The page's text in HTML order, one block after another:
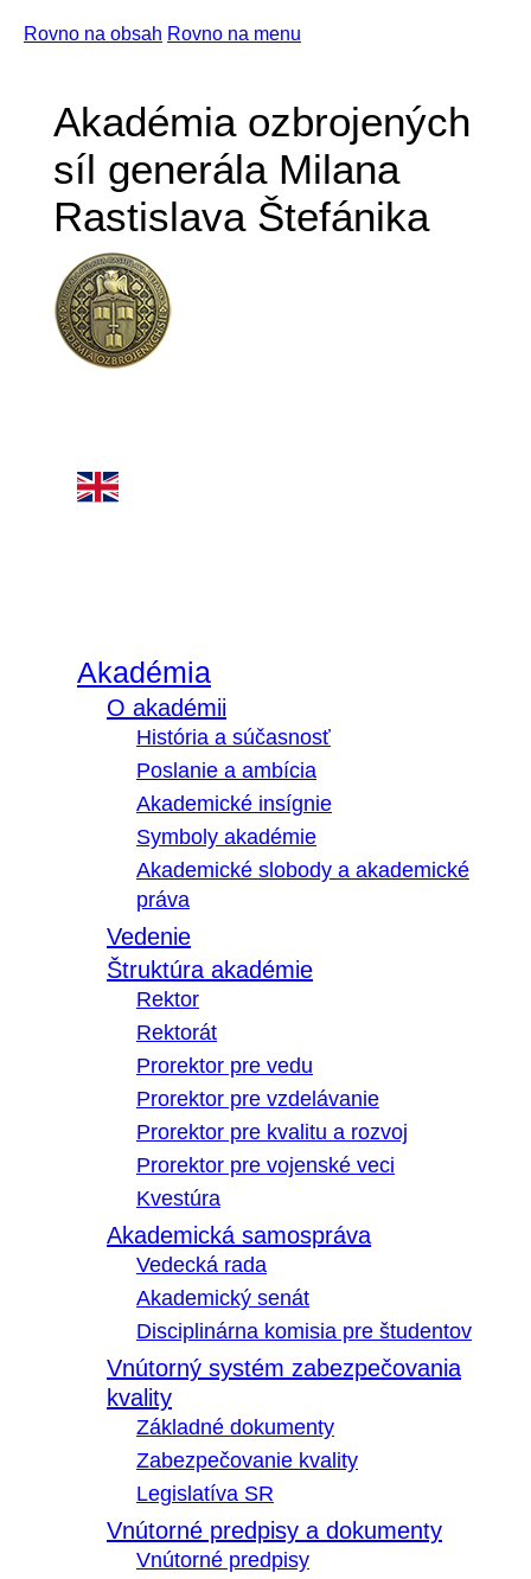
Rovno na obsah Rovno na menu
Akadémia ozbrojených
síl generála Milana
Rastislava Štefánika
Akadémia
O akadémii
História a súčasnosť
Poslanie a ambícia
Akademické insígnie
Symboly akadémie
Akademické slobody a akademické
práva
Vedenie
Štruktúra akadémie
Rektor
Rektorát
Prorektor pre vedu
Prorektor pre vzdelávanie
Prorektor pre kvalitu a rozvoj
Prorektor pre vojenské veci
Kvestúra
Akademická samospráva
Vedecká rada
Akademický senát
Disciplinárna komisia pre študentov
Vnútorný systém zabezpečovania
kvality
Základné dokumenty
Zabezpečovanie kvality
Legislatíva SR
Vnútorné predpisy a dokumenty
Vnútorné predpisy